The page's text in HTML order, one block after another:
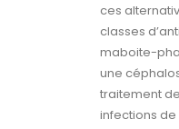
ces
classes
maboite-
une
traitement
infections de